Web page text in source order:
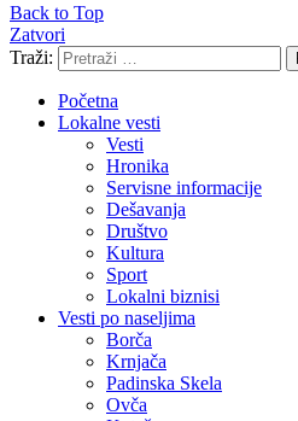
Back to Top
Zatvori
Traži:
Početna
Lokalne vesti
Vesti
Hronika
Servisne informacije
Dešavanja
Društvo
Kultura
Sport
Lokalni biznisi
Vesti po naseljima
Borča
Krnjača
Padinska Skela
Ovča